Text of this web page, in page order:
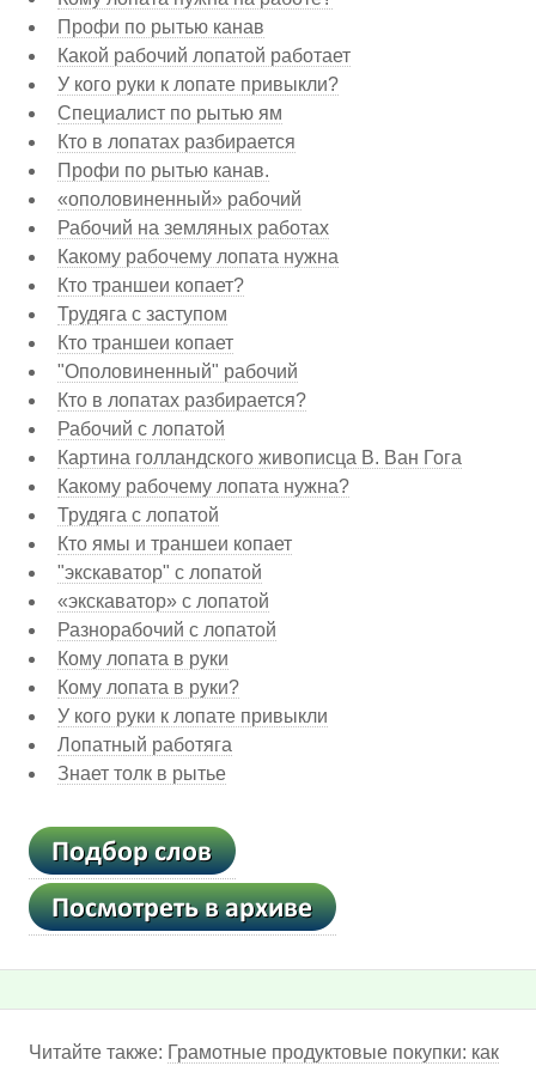
Профи по рытью канав
Какой рабочий лопатой работает
У кого руки к лопате привыкли?
Специалист по рытью ям
Кто в лопатах разбирается
Профи по рытью канав.
«ополовиненный» рабочий
Рабочий на земляных работах
Какому рабочему лопата нужна
Кто траншеи копает?
Трудяга с заступом
Кто траншеи копает
"Ополовиненный" рабочий
Кто в лопатах разбирается?
Рабочий с лопатой
Картина голландского живописца В. Ван Гога
Какому рабочему лопата нужна?
Трудяга с лопатой
Кто ямы и траншеи копает
"экскаватор" с лопатой
«экскаватор» с лопатой
Разнорабочий с лопатой
Кому лопата в руки
Кому лопата в руки?
У кого руки к лопате привыкли
Лопатный работяга
Знает толк в рытье
Читайте также: Грамотные продуктовые покупки: как